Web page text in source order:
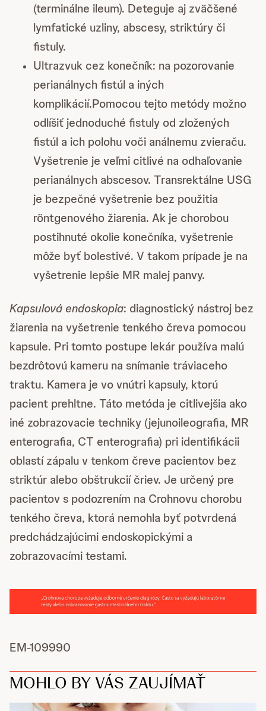
(terminálne ileum). Deteguje aj zväčšené
lymfatické uzliny, abscesy, striktúry či
fistuly.
Ultrazvuk cez konečník: na pozorovanie
perianálnych fistúl a iných
komplikácií.Pomocou tejto metódy možno
odlíšiť jednoduché fistuly od zložených
fistúl a ich polohu voči análnemu zvieraču.
Vyšetrenie je veľmi citlivé na odhaľovanie
perianálnych abscesov. Transrektálne USG
je bezpečné vyšetrenie bez použitia
röntgenového žiarenia. Ak je chorobou
postihnuté okolie konečníka, vyšetrenie
môže byť bolestivé. V takom prípade je na
vyšetrenie lepšie MR malej panvy.
Kapsulová endoskopia: diagnostický nástroj bez
žiarenia na vyšetrenie tenkého čreva pomocou
kapsule. Pri tomto postupe lekár používa malú
bezdrôtovú kameru na snímanie tráviaceho
traktu. Kamera je vo vnútri kapsuly, ktorú
pacient prehltne. Táto metóda je citlivejšia ako
iné zobrazovacie techniky (jejunoileografia, MR
enterografia, CT enterografia) pri identifikácii
oblastí zápalu v tenkom čreve pacientov bez
striktúr alebo obštrukcií čriev. Je určený pre
pacientov s podozrením na Crohnovu chorobu
tenkého čreva, ktorá nemohla byť potvrdená
predchádzajúcimi endoskopickými a
zobrazovacími testami.
EM-109990
MOHLO BY VÁS ZAUJÍMAŤ